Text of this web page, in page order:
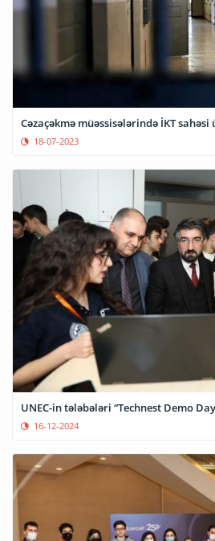
Cəzaçəkmə müəssisələrində İKT
18-07-2023
UNEC-in tələbələri “Technest Demo
16-12-2024